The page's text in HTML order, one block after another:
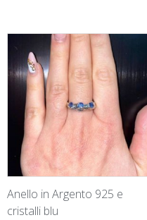
Anello in Argento 925 e
cristalli blu